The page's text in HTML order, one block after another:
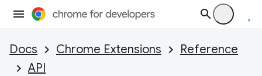
Docs Chrome Extensions
Reference
API